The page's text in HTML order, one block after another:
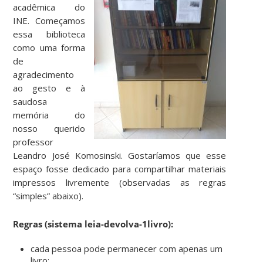
acadêmica do
INE. Começamos
essa biblioteca
como uma forma
de
agradecimento
ao gesto e à
saudosa
memória do
nosso querido
professor
Leandro José Komosinski. Gostaríamos que esse
espaço fosse dedicado para compartilhar materiais
impressos livremente (observadas as regras
“simples” abaixo).
Regras (sistema leia-devolva-1livro):
cada pessoa pode permanecer com apenas um